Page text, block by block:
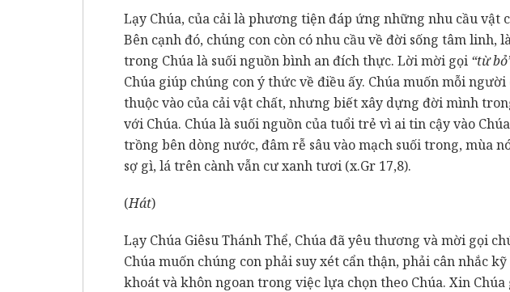
Lạy Chúa, của cải là phương tiện đáp ứng những nhu cầu vật
Bên cạnh đó, chúng con còn có nhu cầu về đời sống tâm linh,
trong Chúa là suối nguồn bình an đích thực. Lời mời gọi “từ
Chúa giúp chúng con ý thức về điều ấy. Chúa muốn mỗi
thuộc vào của cải vật chất, nhưng biết xây dựng đời mình
với Chúa. Chúa là suối nguồn của tuổi trẻ vì ai tin cậy vào
trồng bên dòng nước, đâm rễ sâu vào mạch suối trong, mùa
sợ gì, lá trên cành vẫn cư xanh tươi (x.Gr 17,8).
(Hát)
Lạy Chúa Giêsu Thánh Thể, Chúa đã yêu thương và mời gọi
Chúa muốn chúng con phải suy xét cẩn thận, phải cân nhắc
khoát và khôn ngoan trong việc lựa chọn theo Chúa. Xin